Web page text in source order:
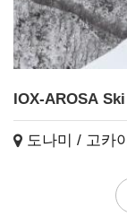
IOX-AROSA
도나미 / 고카